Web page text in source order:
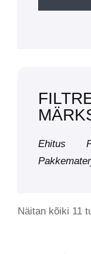
Näitan kõiki 11
Ehitus